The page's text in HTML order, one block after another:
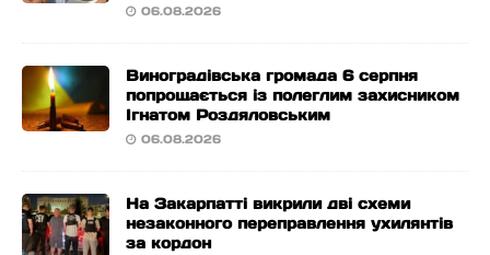
06.08.2026
Виноградівська громада 6 серпня
попрощається із полеглим захисником
Ігнатом Роздяловським
06.08.2026
На Закарпатті викрили дві схеми
незаконного переправлення ухилянтів
за кордон